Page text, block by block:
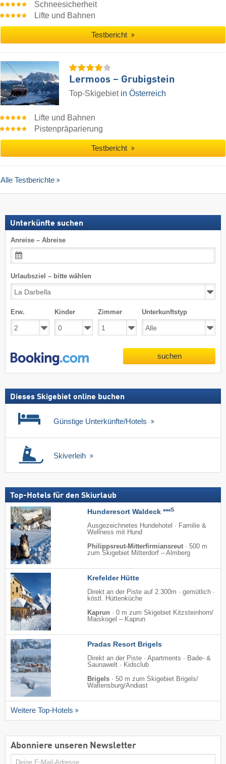
Schneesicherheit
Lifte und Bahnen
Testbericht
Lermoos – Grubigstein
Top-Skigebiet in Österreich
Lifte und Bahnen
Pistenpräparierung
Testbericht
Alle Testberichte
Unterkünfte suchen
Anreise – Abreise
Urlaubsziel – bitte wählen
Erw. Kinder Zimmer Unterkunftstyp
suchen
Dieses Skigebiet online buchen
Günstige Unterkünfte/Hotels
Skiverleih
Top-Hotels für den Skiurlaub
Hunderesort Waldeck ***S
Ausgezeichnetes Hundehotel · Familie &
Wellness mit Hund
Philippsreut-Mitterfirmiansreut · 500 m
zum Skigebiet Mitterdorf – Almberg
Krefelder Hütte
Direkt an der Piste auf 2.300m · gemütlich ·
köstl. Hüttenküche
Kaprun · 0 m zum Skigebiet Kitzsteinhorn/​
Maiskogel – Kaprun
Pradas Resort Brigels
Direkt an der Piste · Apartments · Bade- &
Saunawelt · Kidsclub
Brigels · 50 m zum Skigebiet Brigels/​
Waltensburg/​Andiast
Weitere Top-Hotels
Abonniere unseren Newsletter